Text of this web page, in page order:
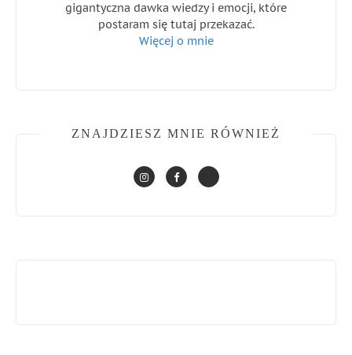
gigantyczna dawka wiedzy i emocji, które
postaram się tutaj przekazać.
Więcej o mnie
ZNAJDZIESZ MNIE RÓWNIEŻ